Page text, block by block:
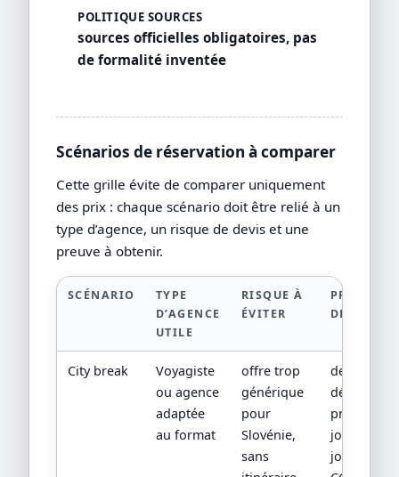
POLITIQUE SOURCES
sources officielles obligatoires, pas
de formalité inventée
Scénarios de réservation à comparer
Cette grille évite de comparer uniquement
des prix : chaque scénario doit être relié à un
type d’agence, un risque de devis et une
preuve à obtenir.
SCÉNARIO
TYPE
D’AGENCE
UTILE
RISQUE À
ÉVITER
PREUVE À
City break
Voyagiste
ou agence
adaptée
au format
offre trop
générique
pour
Slovénie,
sans
devis
détaillé,
jour par
jour,